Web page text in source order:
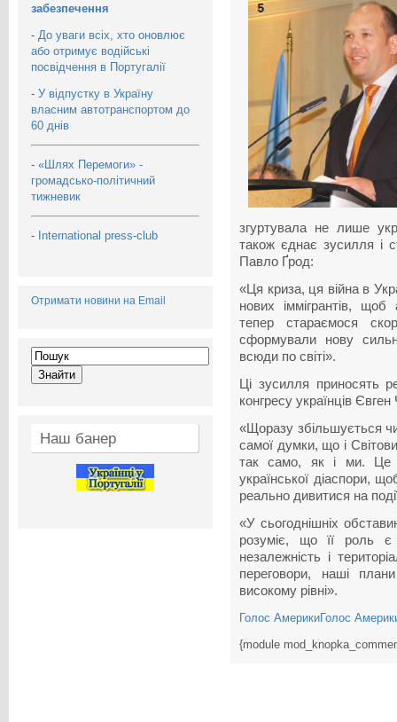
забезпечення
- До уваги всіх, хто оновлює
або отримує водійські
посвідчення в Португалії
- У відпустку в Україну
власним автотранспортом до
60 днів
- «Шлях Перемоги» -
громадсько-політичний
тижневик
- International press-club
Отримати новини на Email
Наш банер
згуртувала не лише
також єднає зусилля і
Павло Ґрод:
«Ця криза, ця війна в
нових іммігрантів, щоб
тепер стараємося
сформували нову
всюди по світі».
Ці зусилля приносять
конгресу українців Євген
«Щоразу збільшується
самої думки, що і
так само, як і ми. Це
української діаспори,
реально дивитися на
«У сьогоднішніх
розуміє, що її роль є
незалежність і
переговори, наші
високому рівні».
Голос АмерикиГолос
{module